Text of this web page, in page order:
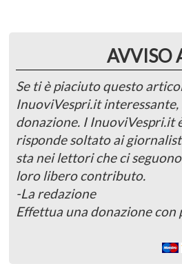
AVVISO
Se ti è piaciuto questo
InuoviVespri.it
donazione. I InuoviVespri.it
risponde soltato ai
sta nei lettori che ci
loro libero contributo.
-La redazione
Effettua una donazione con